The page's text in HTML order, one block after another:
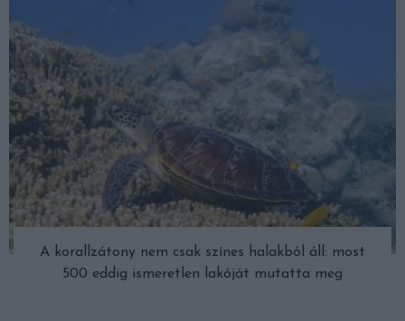
A korallzátony nem csak színes halakból áll: most
500 eddig ismeretlen lakóját mutatta meg